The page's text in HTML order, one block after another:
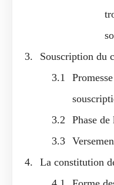
Souscription du
Phase
La constitution